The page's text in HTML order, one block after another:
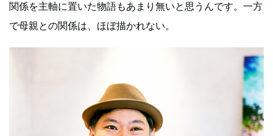
関係を主軸に置いた物語もあまり無いと思うんです。一方
で母親との関係は、ほぼ描かれない。